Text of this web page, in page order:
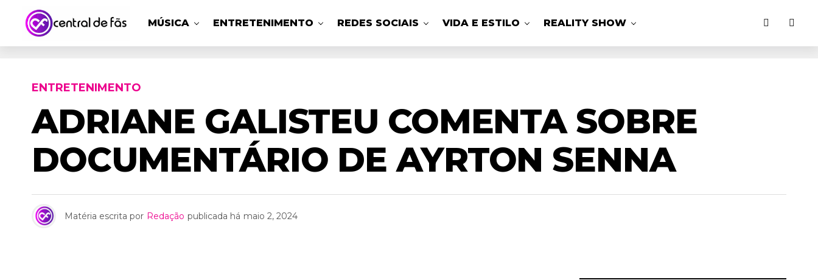
MÚSICA ENTRETENIMENTO REDES SOCIAIS VIDA E ESTILO REALITY SHOW
ENTRETENIMENTO
ADRIANE GALISTEU COMENTA SOBRE
DOCUMENTÁRIO DE AYRTON SENNA
Matéria escrita por Redação publicada há maio 2, 2024